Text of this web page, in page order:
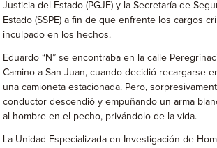
Justicia del Estado (PGJE) y la Secretaría de
Estado (SSPE) a fin de que enfrente los cargos
inculpado en los hechos.
Eduardo “N” se encontraba en la calle
Camino a San Juan, cuando decidió recargarse
una camioneta estacionada. Pero,
conductor descendió y empuñando un arma
al hombre en el pecho, privándolo de la vida.
La Unidad Especializada en Investigación de